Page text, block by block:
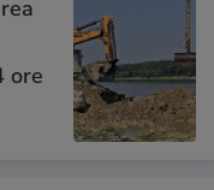
ore